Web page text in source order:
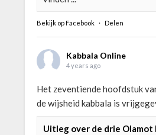
Bekijk op Facebook · Delen
Kabbala Online
4 years ago
Het zeventiende hoofdstuk
de wijsheid kabbala is
Uitleg over de drie Olamot